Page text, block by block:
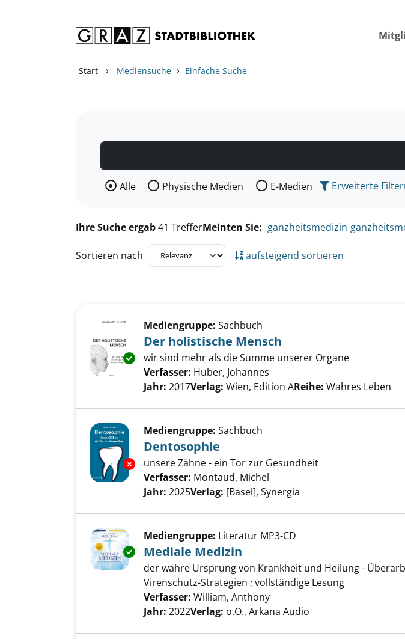
Start › Mediensuche › Einfache Suche
Wählen Sie die Medienart nach der Sie suchen wollen.
Alle Physische Medien E-Medien Erweiterte
Ihre Suche ergab41 TrefferMeinten Sie: ganzheitsmedizin
Sortieren nach aufsteigend sortieren
Exemplar-Details von Der holistische Mensch anzeigen
Mediengruppe: Sachbuch
Der holistische Mensch
wir sind mehr als die Summe unserer Organe
Verfasser: Huber, Johannes
Jahr: 2017Verlag: Wien, Edition AReihe: Wahres Leben
Exemplar-Details von Dentosophie anzeigen
Mediengruppe: Sachbuch
Dentosophie
unsere Zähne - ein Tor zur Gesundheit
Verfasser: Montaud, Michel
Jahr: 2025Verlag: [Basel], Synergia
Exemplar-Details von Mediale Medizin anzeigen
Mediengruppe: Literatur MP3-CD
Mediale Medizin
der wahre Ursprung von Krankheit und Heilung -
Virenschutz-Strategien ; vollständige Lesung
Verfasser: William, Anthony
Jahr: 2022Verlag: o.O., Arkana Audio